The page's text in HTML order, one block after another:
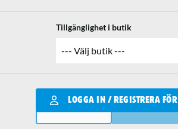
Tillgänglighet i butik
LOGGA IN / REGISTRERA
Qantity
LÄGG